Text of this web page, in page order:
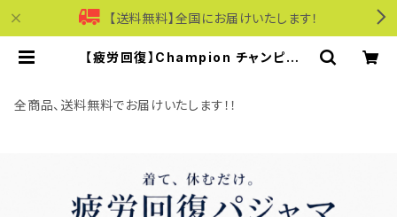
【送料無料】全国にお届けいたします！
【疲労回復】Champion チャンピオン
機器 パジャマ 部屋着 c3-cs590 ブ
ラック | モリワンワールドオンライン
全商品、送料無料でお届けいたします！！